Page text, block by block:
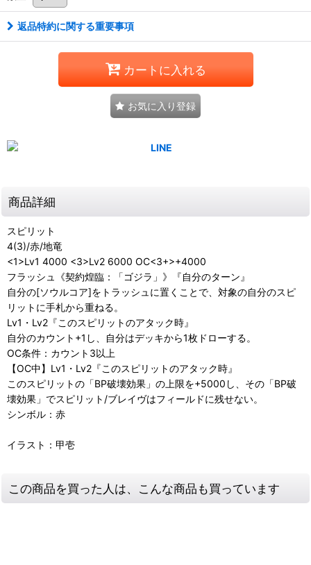
返品特約に関する重要事項
カートに入れる
お気に入り登録
商品詳細
スピリット
4(3)/赤/地竜
<1>Lv1 4000 <3>Lv2 6000 OC<3+>+4000
フラッシュ《契約煌臨：「ゴジラ」》『自分のターン』
自分の[ソウルコア]をトラッシュに置くことで、対象の自分のスピ
リットに手札から重ねる。
Lv1・Lv2『このスピリットのアタック時』
自分のカウント+1し、自分はデッキから1枚ドローする。
OC条件：カウント3以上
【OC中】Lv1・Lv2『このスピリットのアタック時』
このスピリットの「BP破壊効果」の上限を+5000し、その「BP破
壊効果」でスピリット/ブレイヴはフィールドに残せない。
シンボル：赤
イラスト：甲壱
この商品を買った人は、こんな商品も買っています